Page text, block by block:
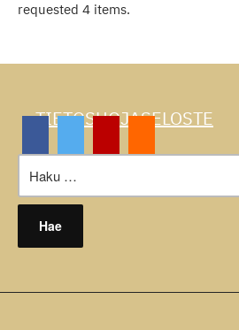
requested 4 items.
TIETOSUOJASELOSTE